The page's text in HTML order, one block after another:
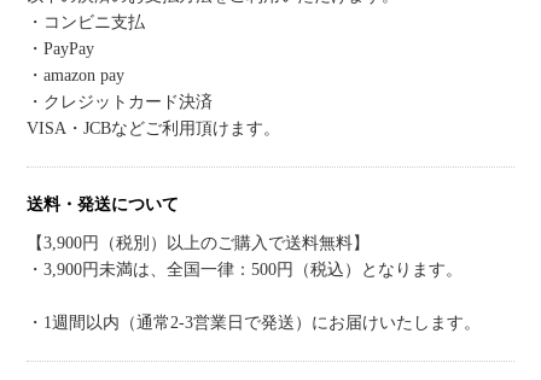
・コンビニ支払
・PayPay
・amazon pay
・クレジットカード決済
VISA・JCBなどご利用頂けます。
送料・発送について
【3,900円（税別）以上のご購入で送料無料】
・3,900円未満は、全国一律：500円（税込）となります。
・1週間以内（通常2-3営業日で発送）にお届けいたします。